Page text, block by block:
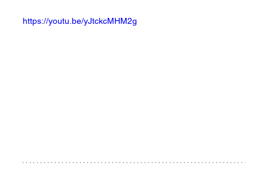
https://youtu.be/yJtckcMHM2g